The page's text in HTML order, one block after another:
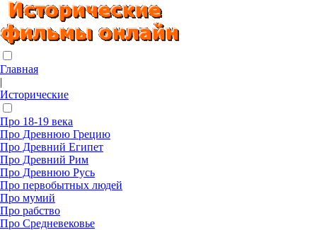
Главная
|
Исторические
Про 18-19 века
Про Древнюю Грецию
Про Древний Египет
Про Древний Рим
Про Древнюю Русь
Про первобытных людей
Про мумий
Про рабство
Про Средневековье